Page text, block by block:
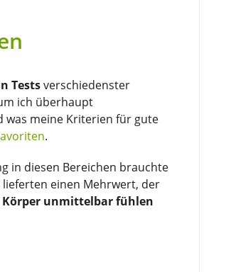
Testsverschiedenster
ich überhaupt
was meine Kriterien für gute
.
in diesen Bereichen brauchte
lieferten einen Mehrwert, der
unmittelbar fühlen